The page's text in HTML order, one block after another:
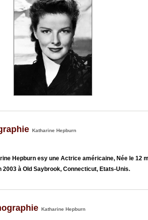
Katharine Hepburn
Hepburn esy une Actrice américaine, Née le 12
2003 à Old Saybrook, Connecticut, Etats-Unis.
Katharine Hepburn